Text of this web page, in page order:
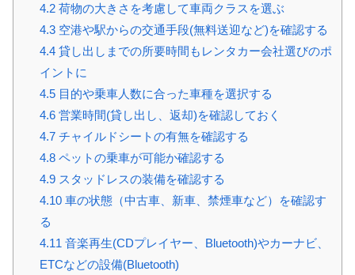
4.2荷物の大きさを考慮して車両クラスを選ぶ
4.3空港や駅からの交通手段(無料送迎など)を確認する
4.4貸し出しまでの所要時間もレンタカー会社選びのポ
イントに
4.5目的や乗車人数に合った車種を選択する
4.6営業時間(貸し出し、返却)を確認しておく
4.7チャイルドシートの有無を確認する
4.8ペットの乗車が可能か確認する
4.9スタッドレスの装備を確認する
4.10車の状態（中古車、新車、禁煙車など）を確認す
る
4.11 音楽再生(CDプレイヤー、Bluetooth)やカーナビ、
ETCなどの設備(Bluetooth)